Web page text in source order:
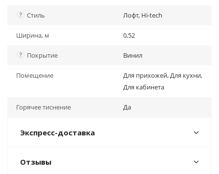
? Стиль Лофт, Hi-tech
Ширина, м 0,52
? Покрытие Винил
Помещение
Для прихожей, Для кухни,
Для кабинета
Горячее тиснение Да
Экспресс-доставка
Отзывы